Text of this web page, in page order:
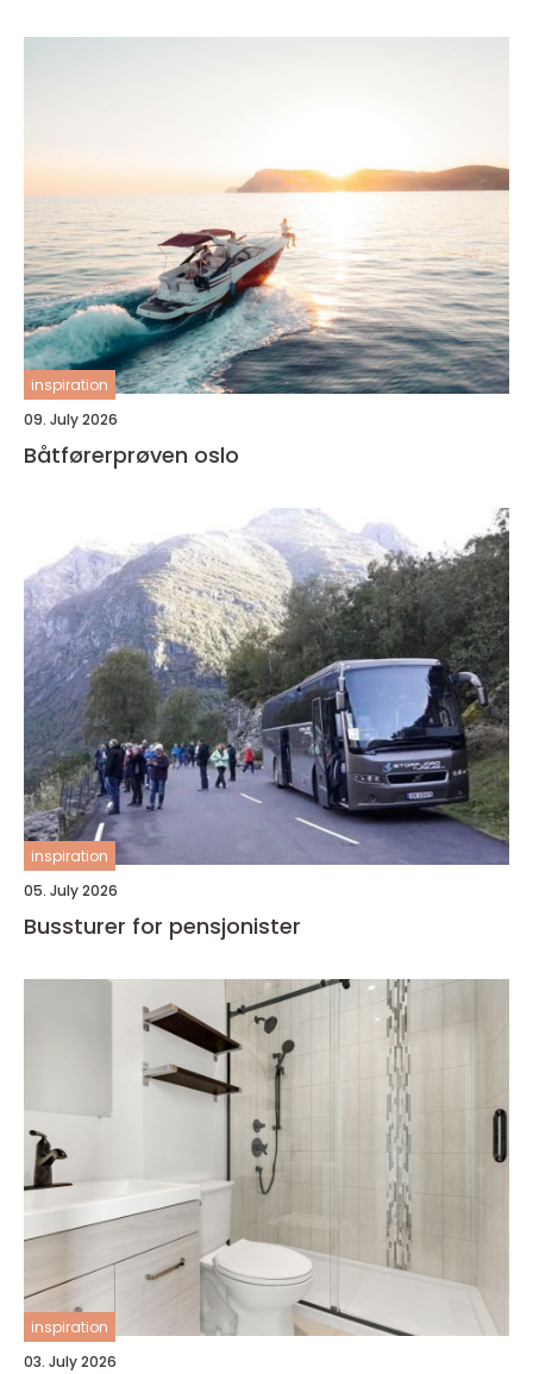
inspiration
09. July 2026
Båtførerprøven oslo
inspiration
05. July 2026
Bussturer for pensjonister
inspiration
03. July 2026